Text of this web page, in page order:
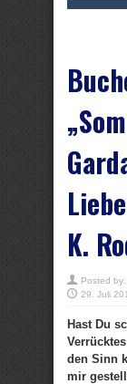
K.
Posted by:
29. Juli
Hast Du
den Sinn
mir